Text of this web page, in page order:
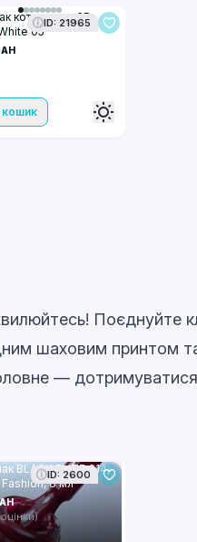
ID: 21965
котяче око 3D
05
кошик
Поєднуйте
шаховим принтом
— дотримуватися
ID: 2600
BLACK ELITE 314,
8 мл